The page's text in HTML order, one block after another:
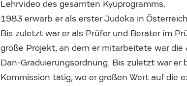
Lehrvideo des gesamten Kyuprogramms.
1983 erwarb er als erster Judoka in
Bis zuletzt war er als Prüfer und Berater im
große Projekt, an dem er mitarbeitete war
Dan-Graduierungsordnung. Bis zuletzt war
Kommission tätig, wo er großen Wert auf die